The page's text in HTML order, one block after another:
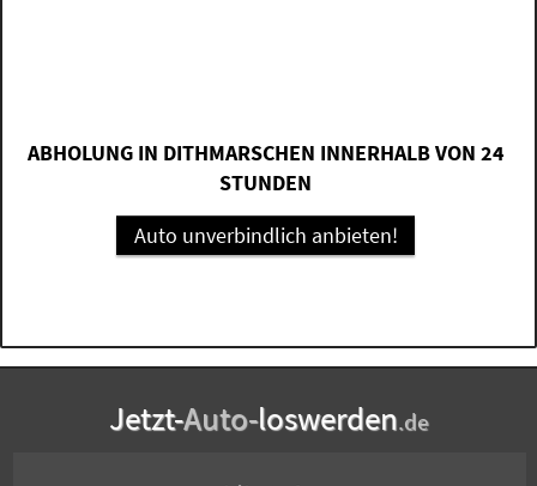
ABHOLUNG IN DITHMARSCHEN INNERHALB VON 24
STUNDEN
Auto unverbindlich anbieten!
Jetzt-Auto-loswerden.de